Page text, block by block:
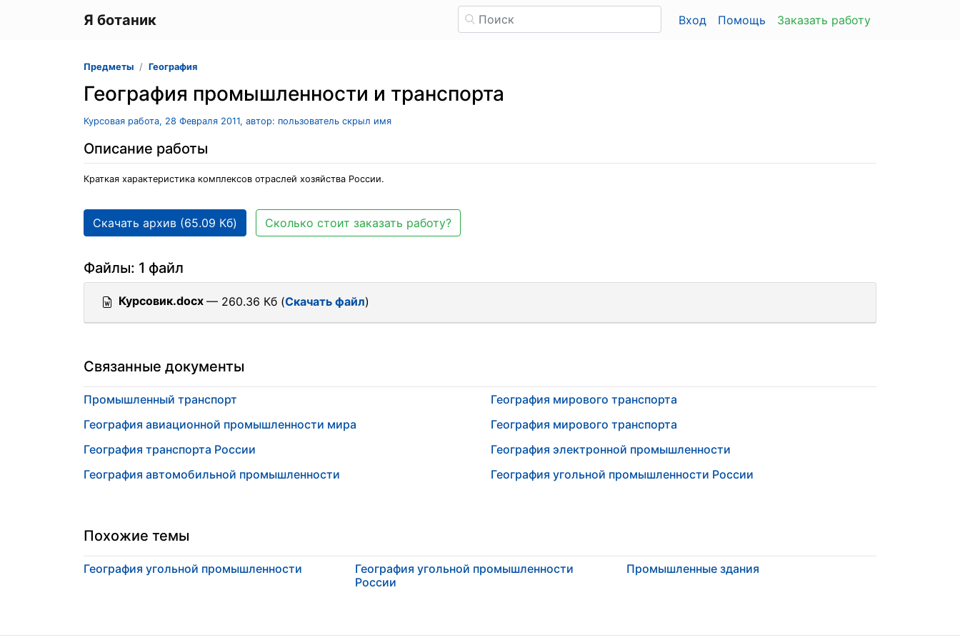
Я ботаник Вход Помощь Заказать работу
Предметы География
География промышленности и транспорта
Курсовая работа, 28 Февраля 2011, автор: пользователь скрыл имя
Описание работы
Краткая характеристика комплексов отраслей хозяйства России.
Скачать архив (65.09 Кб) Сколько стоит заказать работу?
Файлы: 1 файл
Курсовик.docx — 260.36 Кб (Скачать файл)
Связанные документы
Промышленный транспорт
География авиационной промышленности мира
География транспорта России
География автомобильной промышленности
География мирового транспорта
География мирового транспорта
География электронной промышленности
География угольной промышленности России
Похожие темы
География угольной промышленности
География угольной промышленности
России
Промышленные здания